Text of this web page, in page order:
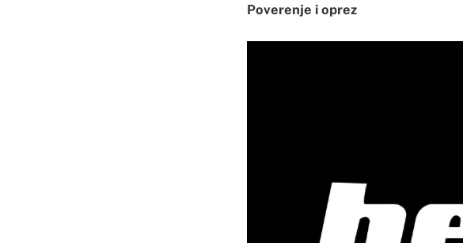
Poverenje i oprez